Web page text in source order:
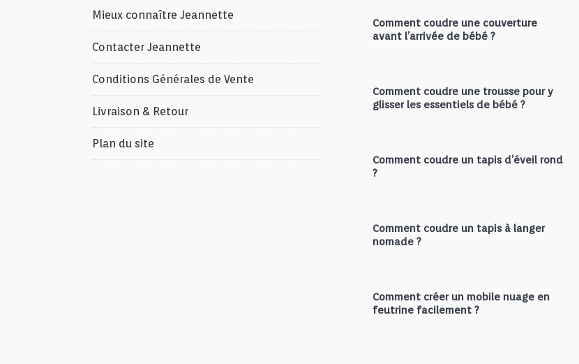
Mieux connaître Jeannette
Contacter Jeannette
Conditions Générales de Vente
Livraison & Retour
Plan du site
Comment coudre une couverture
avant l’arrivée de bébé ?
Comment coudre une trousse pour y
glisser les essentiels de bébé ?
Comment coudre un tapis d’éveil rond
?
Comment coudre un tapis à langer
nomade ?
Comment créer un mobile nuage en
feutrine facilement ?